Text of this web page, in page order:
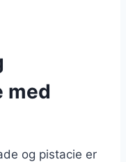
med
og pistacie er